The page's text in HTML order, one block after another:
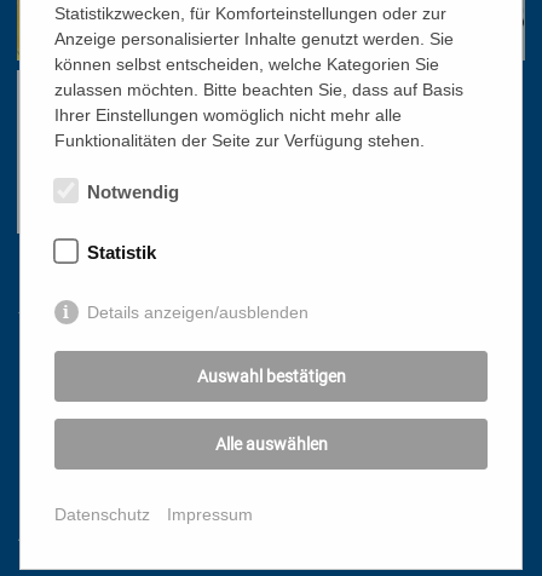
NEWSLETTER
DATENSCHUTZ
AGB
Statistikzwecken, für Komforteinstellungen oder zur
Anzeige personalisierter Inhalte genutzt werden. Sie
können selbst entscheiden, welche Kategorien Sie
zulassen möchten. Bitte beachten Sie, dass auf Basis
Ihrer Einstellungen womöglich nicht mehr alle
Funktionalitäten der Seite zur Verfügung stehen.
Notwendig
Statistik
Details anzeigen/ausblenden
Auswahl bestätigen
Alle auswählen
Datenschutz Impressum